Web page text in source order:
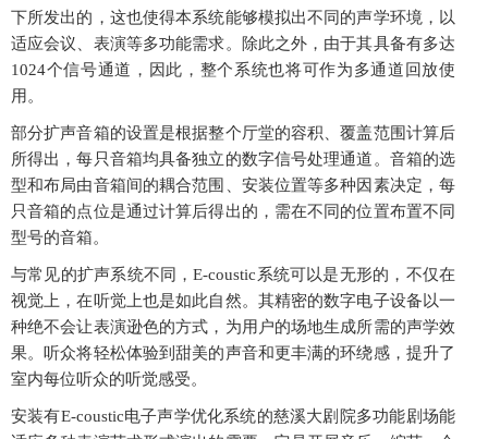
下所发出的，这也使得本系统能够模拟出不同的声学环境，以
适应会议、表演等多功能需求。除此之外，由于其具备有多达
1024个信号通道，因此，整个系统也将可作为多通道回放使
用。
部分扩声音箱的设置是根据整个厅堂的容积、覆盖范围计算后
所得出，每只音箱均具备独立的数字信号处理通道。音箱的选
型和布局由音箱间的耦合范围、安装位置等多种因素决定，每
只音箱的点位是通过计算后得出的，需在不同的位置布置不同
型号的音箱。
与常见的扩声系统不同，E-coustic系统可以是无形的，不仅在
视觉上，在听觉上也是如此自然。其精密的数字电子设备以一
种绝不会让表演逊色的方式，为用户的场地生成所需的声学效
果。听众将轻松体验到甜美的声音和更丰满的环绕感，提升了
室内每位听众的听觉感受。
安装有E-coustic电子声学优化系统的慈溪大剧院多功能剧场能